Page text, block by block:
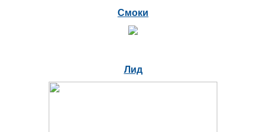
Смоки
Лид